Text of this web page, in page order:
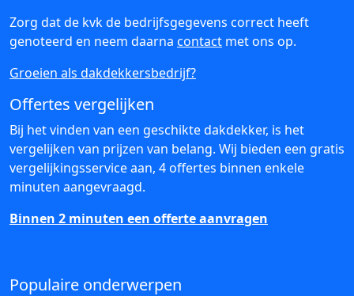
Zorg dat de kvk de bedrijfsgegevens correct heeft
genoteerd en neem daarna contact met ons op.
Groeien als dakdekkersbedrijf?
Offertes vergelijken
Bij het vinden van een geschikte dakdekker, is het
vergelijken van prijzen van belang. Wij bieden een gratis
vergelijkingsservice aan, 4 offertes binnen enkele
minuten aangevraagd.
Binnen 2 minuten een offerte aanvragen
Populaire onderwerpen